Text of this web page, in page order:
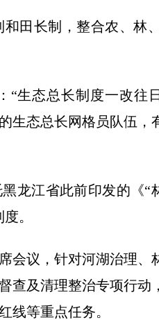
田长制，整合农、林
生态总长制度一改往
生态总长网格员队伍，
龙江省此前印发的《“
。
会议，针对河湖治理
查及清理整治专项行动
线等重点任务。